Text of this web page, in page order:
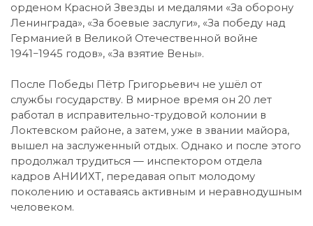
орденом Красной Звезды и медалями «За оборону
Ленинграда», «За боевые заслуги», «За победу над
Германией в Великой Отечественной войне
1941−1945 годов», «За взятие Вены».
После Победы Пётр Григорьевич не ушёл от
службы государству. В мирное время он 20 лет
работал в исправительно-трудовой колонии в
Локтевском районе, а затем, уже в звании майора,
вышел на заслуженный отдых. Однако и после этого
продолжал трудиться — инспектором отдела
кадров АНИИХТ, передавая опыт молодому
поколению и оставаясь активным и неравнодушным
человеком.